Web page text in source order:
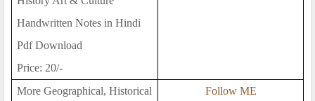
Handwritten Notes in Hindi
Pdf Download
Price: 20/-
More Geographical, Historical
Follow ME